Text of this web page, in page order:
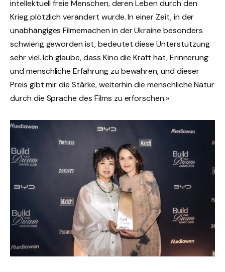
intellektuell freie Menschen, deren Leben durch den
Krieg plötzlich verändert wurde. In einer Zeit, in der
unabhängiges Filmemachen in der Ukraine besonders
schwierig geworden ist, bedeutet diese Unterstützung
sehr viel. Ich glaube, dass Kino die Kraft hat, Erinnerung
und menschliche Erfahrung zu bewahren, und dieser
Preis gibt mir die Stärke, weiterhin die menschliche Natur
durch die Sprache des Films zu erforschen.»